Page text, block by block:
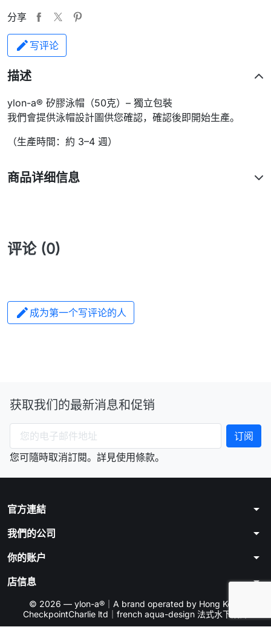
分享
写评论
描述
ylon-a® 矽膠泳帽（50克）– 獨立包裝
我們會提供泳帽設計圖供您確認，確認後即開始生產。
（生產時間：約 3–4 週）
商品详细信息
评论 (0)
 成为第一个写评论的人
获取我们的最新消息和促销
您可隨時取消訂閱。詳見使用條款。
官方連結 arrow_drop_down
我們的公司 arrow_drop_down
你的账户 arrow_drop_down
店信息 arrow_drop_down
© 2026 — ylon-a®｜A brand operated by Hong Kong
CheckpointCharlie ltd｜french aqua-design 法式水下設計